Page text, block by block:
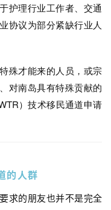
护理行业工作者、交通
协议为部分紧缺行业人
殊才能来的人员，或宗
对南岛具有特殊贡献的
）技术移民通道申请
的人群
求的朋友也并不是完全